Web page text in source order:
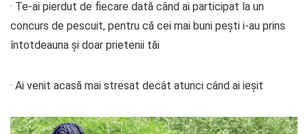
· Te-ai pierdut de fiecare dată când ai participat la un
concurs de pescuit, pentru că cei mai buni pești i-au prins
întotdeauna și doar prietenii tăi
· Ai venit acasă mai stresat decât atunci când ai ieșit